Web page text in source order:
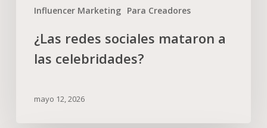
Influencer Marketing Para Creadores
¿Las redes sociales mataron a
las celebridades?
mayo 12, 2026